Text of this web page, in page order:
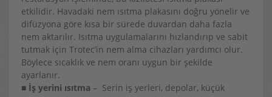
etkilidir. Havadaki nem ısıtma plakasını doğru yönelir ve
difüzyona göre kısa bir sürede duvardan daha fazla
nem aktarılır. Isıtma uygulamalarını hızlandırıp ve sabit
tutmak için Trotec’in nem alma cihazları yardımcı olur.
Böylece sıcaklık ve nem oranı uygun bir şekilde
ayarlanır.
■ İş yerini ısıtma – Serin iş yerleri, depolar, küçük